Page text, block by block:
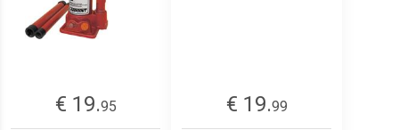
€ 19.95
€ 19.99